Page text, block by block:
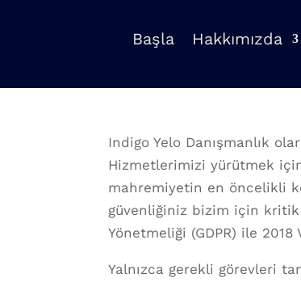
Başla Hakkımızda
Indigo Yelo Danışmanlık
Hizmetlerimizi yürütmek
mahremiyetin en öncelikli
güvenliğiniz bizim için kritik
Yönetmeliği (GDPR) ile 2018
Yalnızca gerekli görevleri